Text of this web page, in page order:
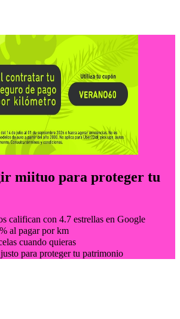
05-00 ó
miituo para proteger tu
califican con 4.7 estrellas en Google
al pagar por km
cuando quieras
para proteger tu patrimonio